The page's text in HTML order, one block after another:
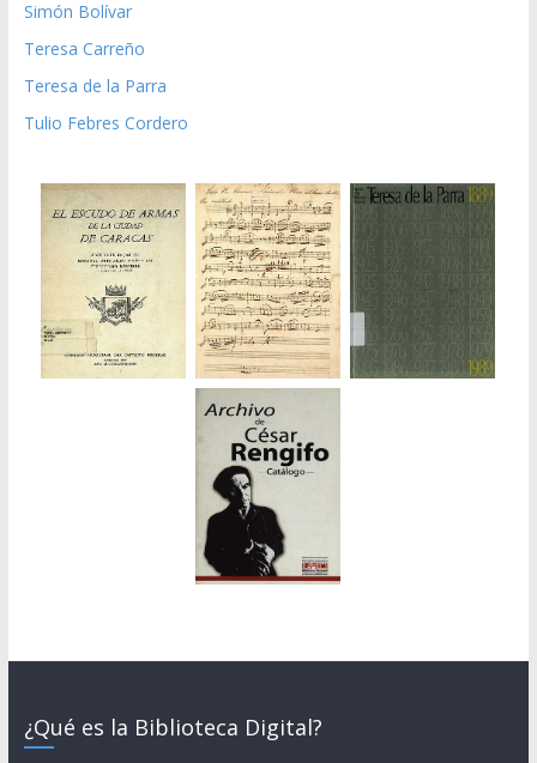
Simón Bolívar
Teresa Carreño
Teresa de la Parra
Tulio Febres Cordero
¿Qué es la Biblioteca Digital?